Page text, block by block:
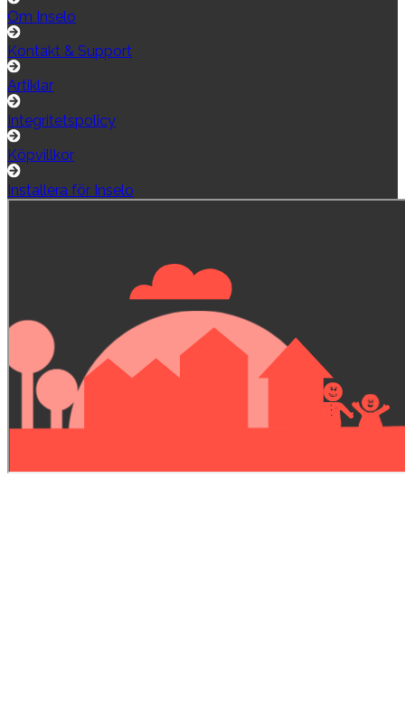
Om Inselo
Kontakt & Support
Artiklar
Integritetspolicy
Köpvillkor
Installera för Inselo